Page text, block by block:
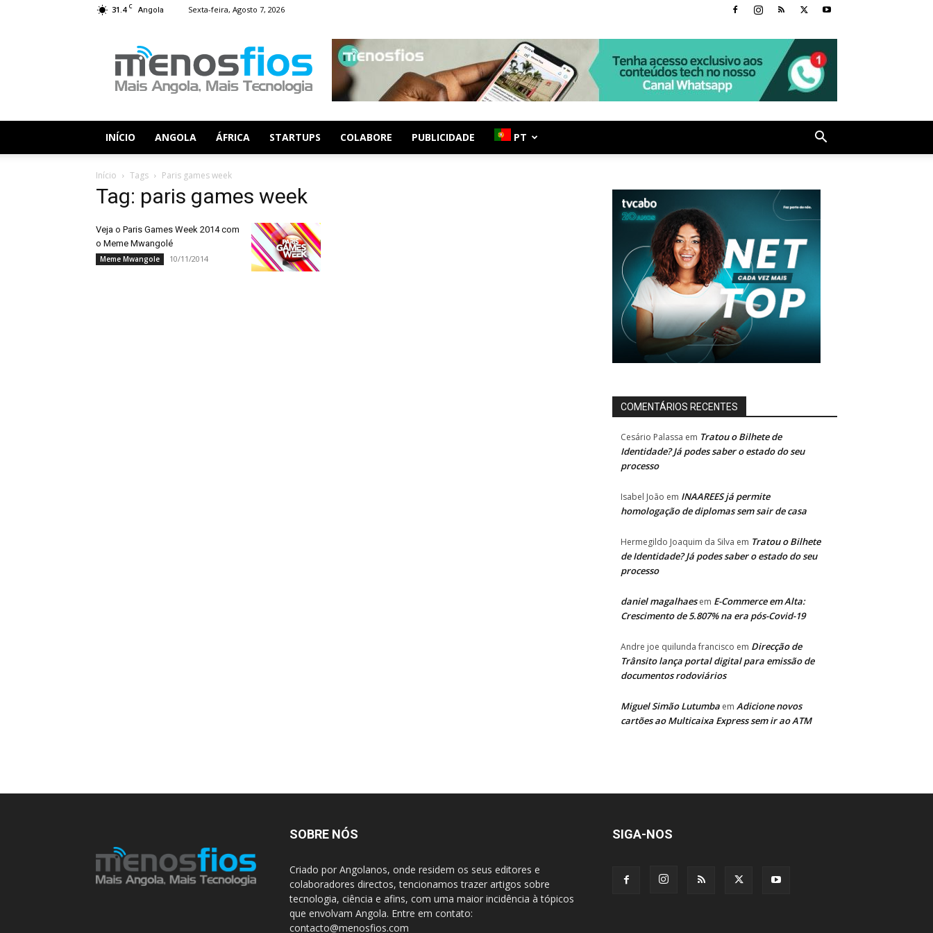
31.4 C Angola Sexta-feira, Agosto 7, 2026
Fios
INÍCIO ANGOLA ÁFRICA STARTUPS COLABORE PUBLICIDADE PT
Início Tags Paris games week
Tag: paris games week
Veja o Paris Games Week 2014 com
o Meme Mwangolé
Meme Mwangole 10/11/2014
COMENTÁRIOS RECENTES
Cesário Palassa em Tratou o Bilhete de
Identidade? Já podes saber o estado do seu
processo
Isabel João em INAAREES já permite
homologação de diplomas sem sair de casa
Hermegildo Joaquim da Silva em Tratou o Bilhete
de Identidade? Já podes saber o estado do seu
processo
daniel magalhaesem E-Commerce em Alta:
Crescimento de 5.807% na era pós-Covid-19
Andre joe quilunda francisco em Direcção de
Trânsito lança portal digital para emissão de
documentos rodoviários
Miguel Simão Lutumba em Adicione novos
cartões ao Multicaixa Express sem ir ao ATM
SOBRE NÓS
Criado por Angolanos, onde residem os seus editores e
colaboradores directos, tencionamos trazer artigos sobre
tecnologia, ciência e afins, com uma maior incidência à tópicos
que envolvam Angola. Entre em contato:
contacto@menosfios.com
SIGA-NOS